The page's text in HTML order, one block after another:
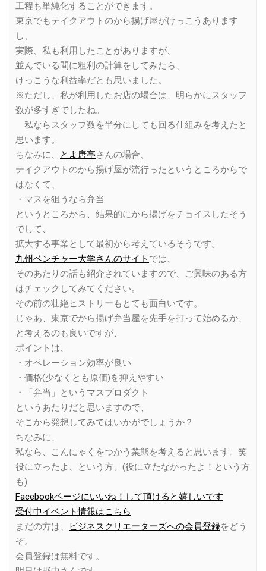
工程も単純化することができます。
東京でもテイクアウトのから揚げ屋がけっこうあります
し、
実際、私も利用したことがありますが、
並んでいる間に粗利の計算をしてみたら、
けっこうな利益率だとも思いました。
※ただし、私が利用したお店の場合は、明らかにスタッフ
数が多すぎでしたね。
私ならスタッフ数を半分にしても回る仕組みを考えたと
思います。
ちなみに、
とよ唐亭さんの場合、
テイクアウトのから揚げ屋が流行ったというところからで
はなくて、
・マスを狙うなら弁当
というところから、結果的にから揚げをチョイスしたそう
でして、
拡大する事業として最初から考えているそうです。
九州ベンチャー大学さんのサイト では、
そのあたりの話も紹介されていますので、ご興味のある方
はチェックしてみてください。
その前の壮絶ヒストリーもとても面白いです。
じゃあ、東京でから揚げ弁当屋を先手を打って始めるか、
と考えるのも良いですが、
ポイントは、
・オペレーション効率が良い
・価格(少なくとも原価)を抑えやすい
・「弁当」というマスプロダクト
というあたりだと思いますので、
そこから発想してみてはいかがでしょうか？
ちなみに、
私なら、こんにゃくをつかう業態を考えると思います。笑
役に立ったよ、という方、(役に立たなかったよ！という方
も)
Facebookページにいいね！して頂けると嬉しいです
受付中イベント情報はこちら
まだの方は、
ビジネスクリエーターズへの会員登録をどう
ぞ。
会員登録は無料です。